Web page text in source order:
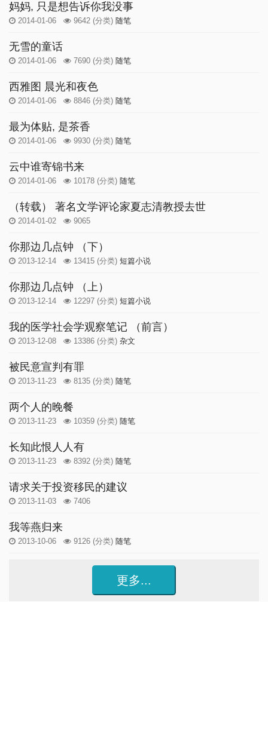
妈妈, 只是想告诉你我没事
2014-01-06 9642 (分类) 随笔
无雪的童话
2014-01-06 7690 (分类) 随笔
西雅图 晨光和夜色
2014-01-06 8846 (分类) 随笔
最为体贴, 是茶香
2014-01-06 9930 (分类) 随笔
云中谁寄锦书来
2014-01-06 10178 (分类) 随笔
（转载） 著名文学评论家夏志清教授去世
2014-01-02 9065
你那边几点钟 （下）
2013-12-14 13415 (分类) 短篇小说
你那边几点钟 （上）
2013-12-14 12297 (分类) 短篇小说
我的医学社会学观察笔记 （前言）
2013-12-08 13386 (分类) 杂文
被民意宣判有罪
2013-11-23 8135 (分类) 随笔
两个人的晚餐
2013-11-23 10359 (分类) 随笔
长知此恨人人有
2013-11-23 8392 (分类) 随笔
请求关于投资移民的建议
2013-11-03 7406
我等燕归来
2013-10-06 9126 (分类) 随笔
更多...